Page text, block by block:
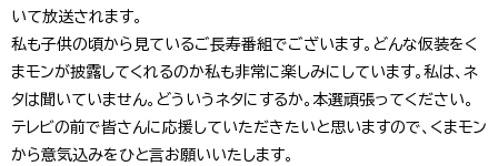
いて放送されます。
私も子供の頃から見ているご長寿番組でございます。どんな仮装をく
まモンが披露してくれるのか私も非常に楽しみにしています。私は、ネ
タは聞いていません。どういうネタにするか。本選頑張ってください。
テレビの前で皆さんに応援していただきたいと思いますので、くまモン
から意気込みをひと言お願いいたします。